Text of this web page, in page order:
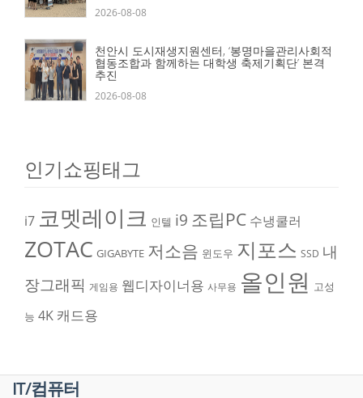
2026-08-08
천안시 도시재생지원센터, ‘봉명마을관리사회적
협동조합과 함께하는 대학생 축제기획단’ 본격
추진
2026-08-08
인기쇼핑태그
i7 코멧레이크 인텔 i9 조립PC 수냉쿨러
ZOTAC GIGABYTE 저소음 윈도우 지포스 SSD 내
장그래픽 게임용 웹디자이너용 사무용 올인원 고성
능 4K 캐드용
IT/컴퓨터